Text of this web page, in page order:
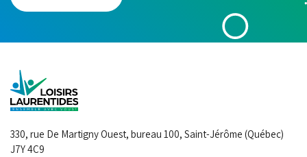
330, rue De Martigny Ouest, bureau 100, Saint-Jérôme (Québec)
J7Y 4C9